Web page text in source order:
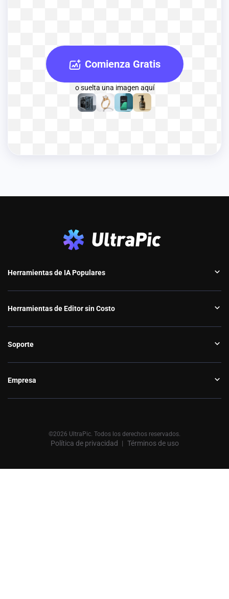
Comienza Gratis
o suelta una imagen aquí
Herramientas de IA Populares
Herramientas de Editor sin Costo
Soporte
Empresa
©2026 UltraPic. Todos los derechos reservados.
Política de privacidad Términos de uso